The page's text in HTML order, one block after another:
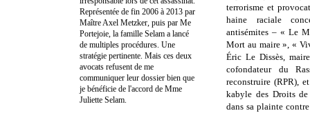
terrorisme et
haine raciale
antisémites – « Le
Mort au maire », «
Éric Le Dissès,
cofondateur du
reconstruire (RPR),
kabyle des Droits
dans sa plainte
Représentée de fin 2006 à 2013 par
Maître Axel Metzker, puis par Me
Portejoie, la famille Selam a lancé
de multiples procédures. Une
stratégie pertinente. Mais ces deux
avocats refusent de me
communiquer leur dossier bien que
je bénéficie de l'accord de Mme
Juliette Selam.